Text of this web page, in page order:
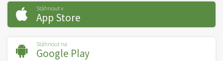
Stáhnout v
App Store
Stáhnout na
Google Play